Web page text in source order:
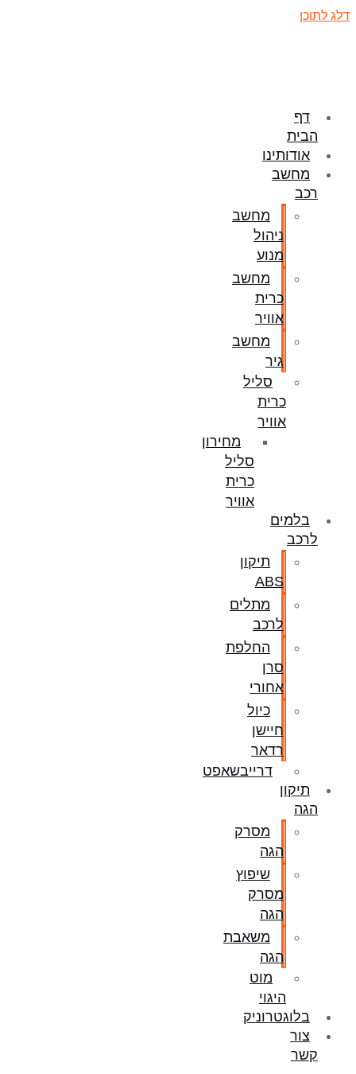
דלג לתוכן
דף
הבית
אודותינו
מחשב
רכב
מחשב
ניהול
מנוע
מחשב
כרית
אוויר
מחשב
גיר
סליל
כרית
אוויר
מחירון
סליל
כרית
אוויר
בלמים
לרכב
תיקון
ABS
מתלים
לרכב
החלפת
סרן
אחורי
כיול
חיישן
רדאר
דרייבשאפט
תיקון
הגה
מסרק
הגה
שיפוץ
מסרק
הגה
משאבת
הגה
מוט
היגוי
בלוגטרוניק
צור
קשר